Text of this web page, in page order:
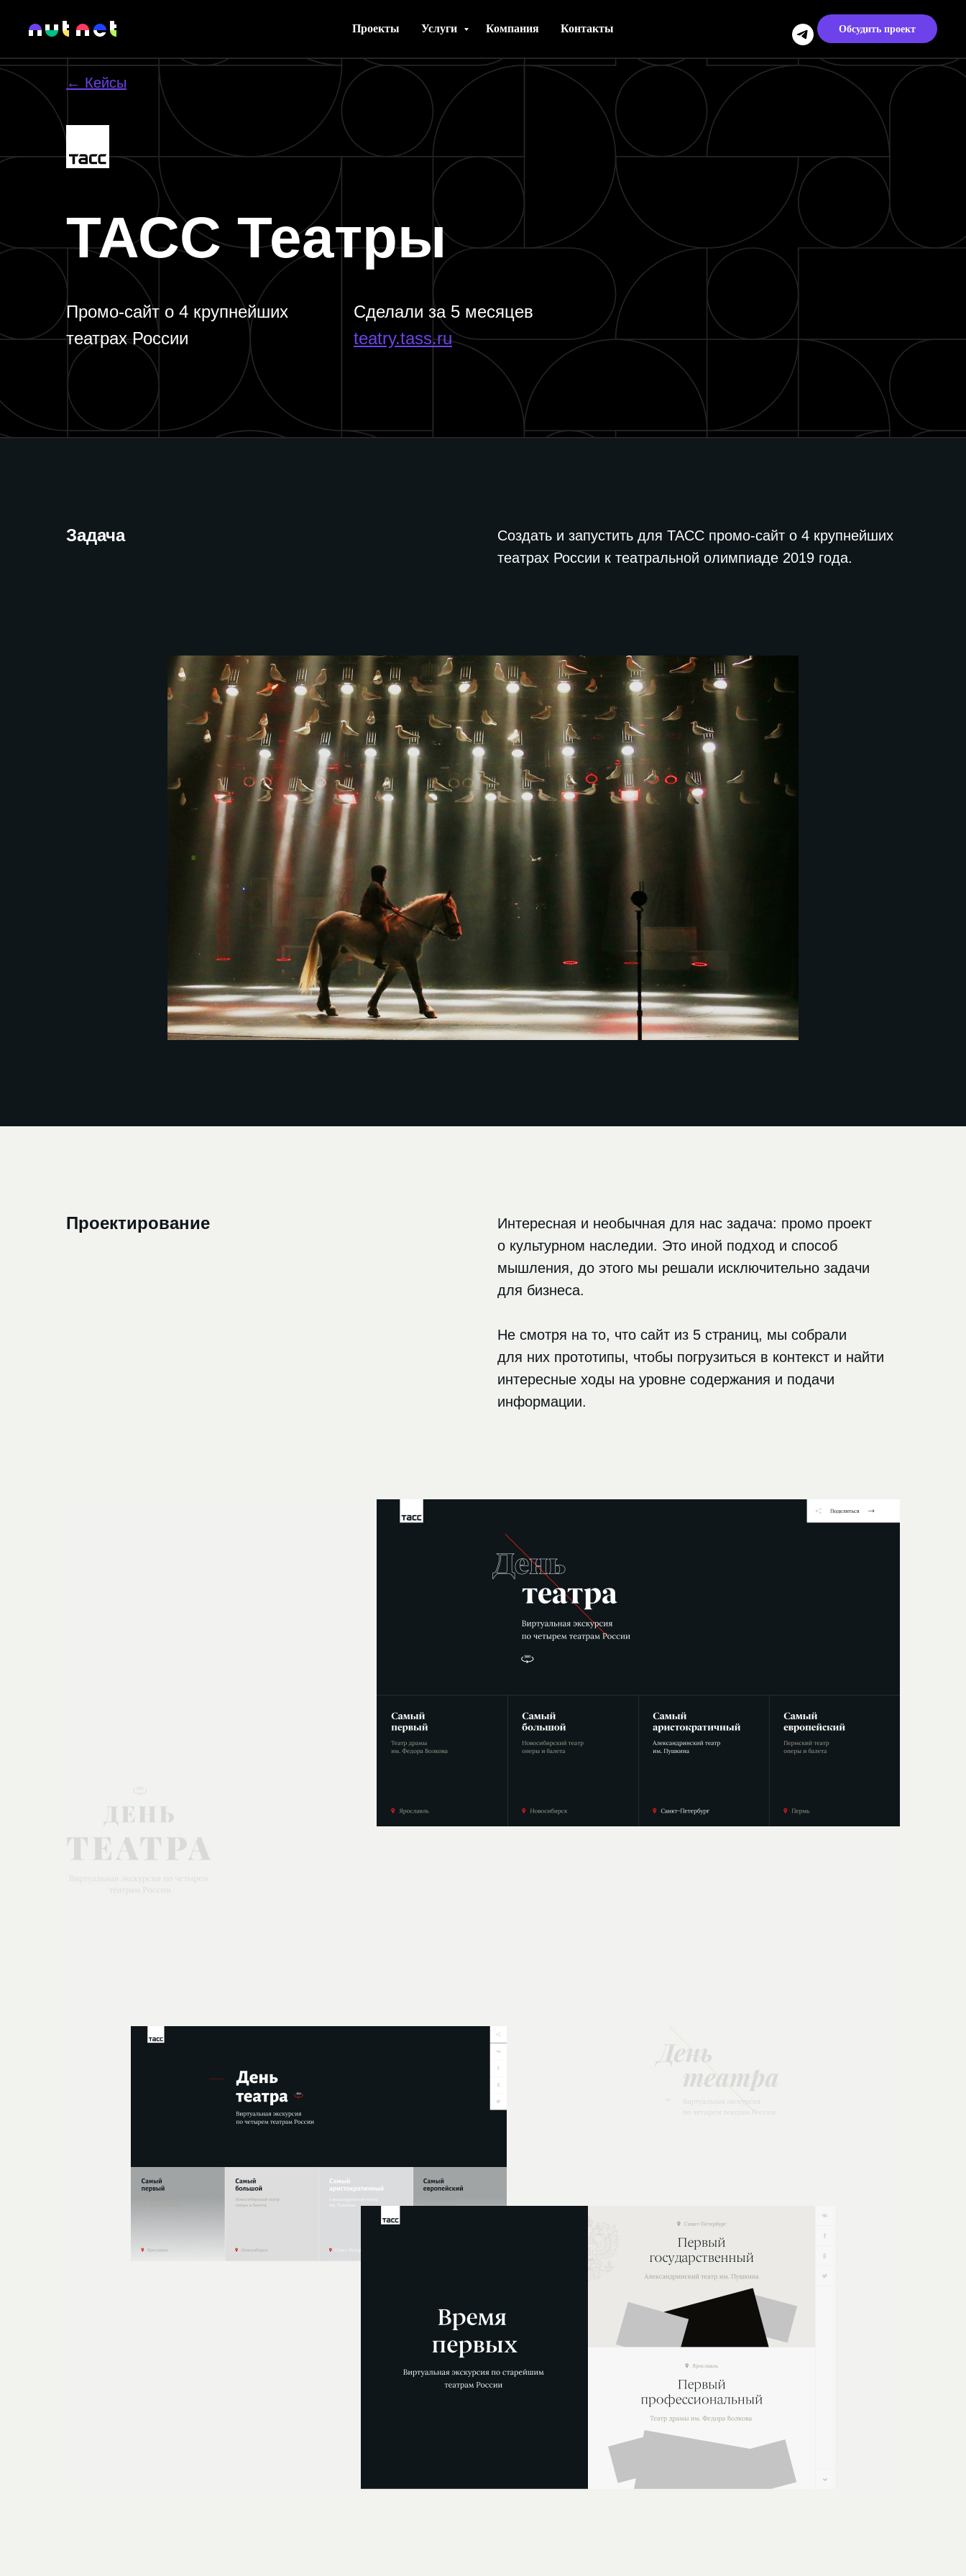
Проекты Услуги Компания Контакты Обсудить проект
ТАСС Театры
Промо-сайт о 4 крупнейших
театрах России
Сделали за 5 месяцев
teatry.tass.ru
← Кейсы
Задача
Создать и запустить для ТАСС промо-сайт о 4 крупнейших
театрах России к театральной олимпиаде 2019 года.
Проектирование
Интересная и необычная для нас задача: промо проект
о культурном наследии. Это иной подход и способ
мышления, до этого мы решали исключительно задачи
для бизнеса.
Не смотря на то, что сайт из 5 страниц, мы собрали
для них прототипы, чтобы погрузиться в контекст и найти
интересные ходы на уровне содержания и подачи
информации.